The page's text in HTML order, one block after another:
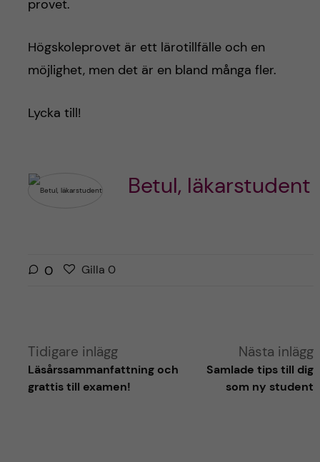
provet.
Högskoleprovet är ett lärotillfälle och en
möjlighet, men det är en bland många fler.
Lycka till!
Betul, läkarstudent
0
G
a
i
n
Gilla 0g
r
i
n
Tidigare inlägg
Läsårssammanfattning och
grattis till examen!
Nästa inlägg
Samlade tips till dig
som ny student